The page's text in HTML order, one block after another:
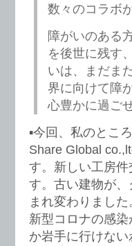
数々のコラボ
障がいのある
を後世に残す
いは、まだま
界に向けて障
心豊かに過ご
▪️今回、私のとこ
Share Global
す。新しい工房
す。古い建物が
まれ変わりました
新型コロナの感
か岩手に行けな